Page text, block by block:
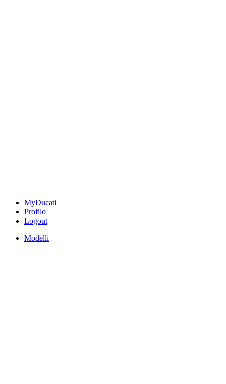
MyDucati
Profilo
Logout
Modelli